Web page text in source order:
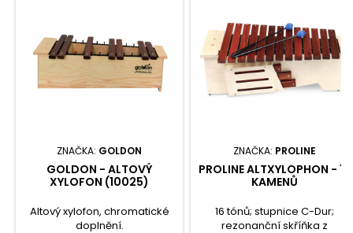
ZNAČKA: GOLDON
GOLDON - ALTOVÝ
XYLOFON (10025)
Altový xylofon, chromatické
doplnění.
ZNAČKA: PROLINE
PROLINE ALTXYLOPHON - 16
KAMENŮ
16 tónů; stupnice C-Dur;
rezonanční skříňka z